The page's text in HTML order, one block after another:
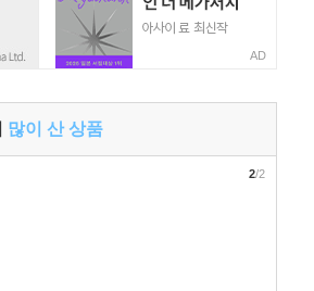
AD
많이 산 상품
2/2